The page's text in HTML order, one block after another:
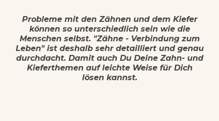
Probleme mit den Zähnen und dem Kiefer
können so unterschiedlich sein wie die
Menschen selbst. "Zähne - Verbindung zum
Leben" ist deshalb sehr detailliert und genau
durchdacht. Damit auch Du Deine Zahn- und
Kieferthemen auf leichte Weise für Dich
lösen kannst.